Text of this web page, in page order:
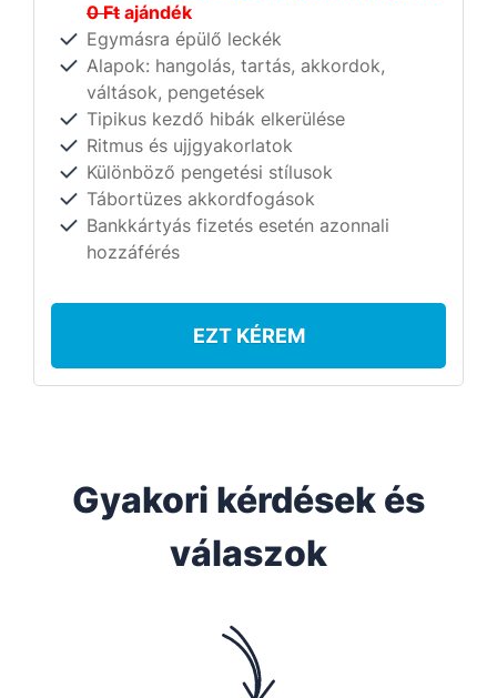
0 Ft ajándék
Egymásra épülő leckék
Alapok: hangolás, tartás, akkordok,
váltások, pengetések
Tipikus kezdő hibák elkerülése
Ritmus és ujjgyakorlatok
Különböző pengetési stílusok
Tábortüzes akkordfogások
Bankkártyás fizetés esetén azonnali
hozzáférés
EZT KÉREM
Gyakori kérdések és
válaszok